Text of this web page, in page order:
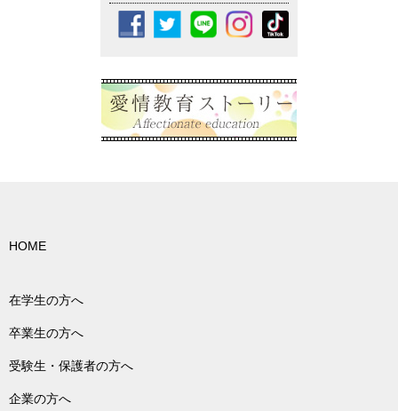
HOME
在学生の方へ
卒業生の方へ
受験生・保護者の方へ
企業の方へ